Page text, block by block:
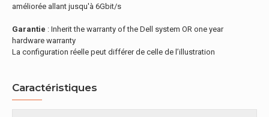
améliorée allant jusqu'à 6Gbit/s
Garantie : Inherit the warranty of the Dell system OR one year
hardware warranty
La configuration réelle peut différer de celle de l’illustration
Caractéristiques